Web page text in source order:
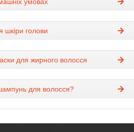
шкіри голови
для жирного волосся
для волосся?